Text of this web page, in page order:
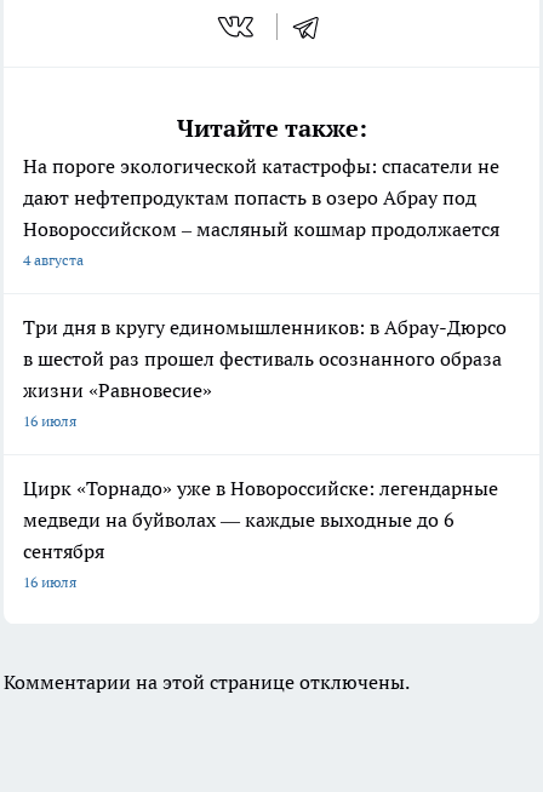
Читайте также:
На пороге экологической катастрофы: спасатели не
дают нефтепродуктам попасть в озеро Абрау под
Новороссийском – масляный кошмар продолжается
4 августа
Три дня в кругу единомышленников: в Абрау-Дюрсо
в шестой раз прошел фестиваль осознанного образа
жизни «Равновесие»
16 июля
Цирк «Торнадо» уже в Новороссийске: легендарные
медведи на буйволах — каждые выходные до 6
сентября
16 июля
Комментарии на этой странице отключены.